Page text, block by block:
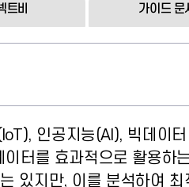
트비 가이드 문
인공지능(AI), 빅데이
터를 효과적으로 활용하
있지만, 이를 분석하여